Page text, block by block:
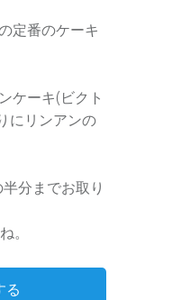
定番のケーキ
ケーキ(ビクト
にリンアンの
分までお取り
。
る